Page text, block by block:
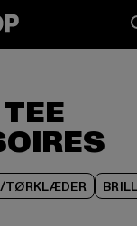
TØRKLÆDER